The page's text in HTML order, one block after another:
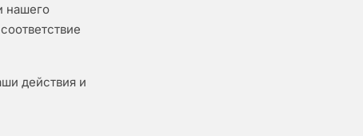
нашего
действия и